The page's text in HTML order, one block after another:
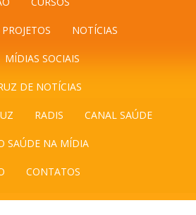
NOTÍCIAS
MÍDIAS SOCIAIS
DE NOTÍCIAS
RADIS CANAL SAÚDE
SAÚDE NA MÍDIA
CONTATOS